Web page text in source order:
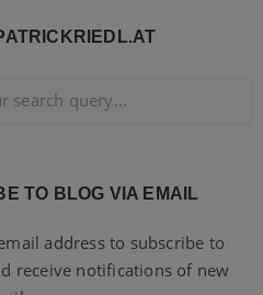
TO BLOG VIA EMAIL
address to subscribe to
receive notifications of new